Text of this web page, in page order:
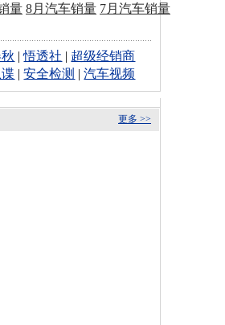
量 8月汽车销量 7月汽车销量
|悟透社 | 超级经销商
|安全检测 |汽车视频
更多 >>